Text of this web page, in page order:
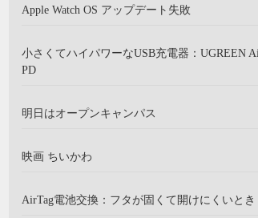
Apple Watch OS アップデート失敗
小さくてハイパワーなUSB充電器：UGREEN
PD
明日はオープンキャンパス
映画 ちいかわ
AirTag電池交換：フタが固くて開けにくいとき